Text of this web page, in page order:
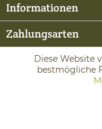
Informationen
Zahlungsarten
Diese Website
bestmögliche